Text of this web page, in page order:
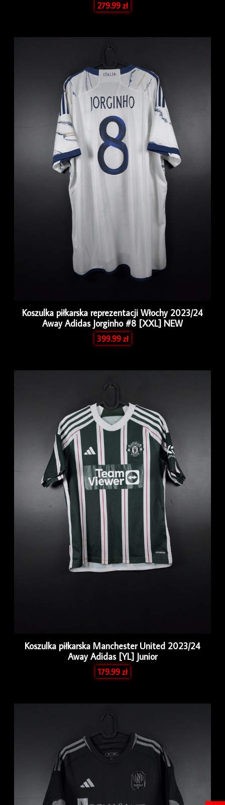
279.99zł
Koszulka piłkarska reprezentacji Włochy 2023/24
Away Adidas Jorginho #8 [XXL] NEW
399.99zł
Koszulka piłkarska Manchester United 2023/24
Away Adidas [YL] Junior
179.99zł